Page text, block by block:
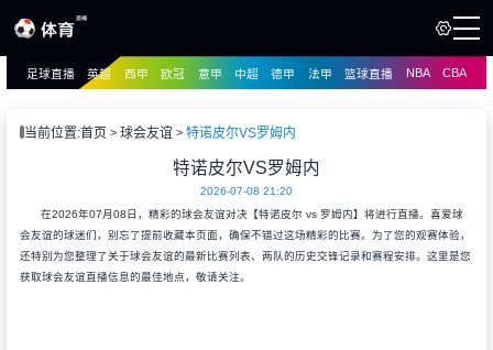
播
足球直播 英超 西甲 欧冠 意甲 中超 德甲 法甲 篮球直播 NBA CBA
当前位置:首页 球会友谊 特诺皮尔VS罗姆内
特诺皮尔VS罗姆内
2026-07-08 21:20
在2026年07月08日，精彩的球会友谊对决【特诺皮尔 vs 罗姆内】将进行直播。喜爱球
会友谊的球迷们，别忘了提前收藏本页面，确保不错过这场精彩的比赛。为了您的观赛体验，
还特别为您整理了关于球会友谊的最新比赛列表、两队的历史交锋记录和赛程安排。这里是您
获取球会友谊直播信息的最佳地点，敬请关注。